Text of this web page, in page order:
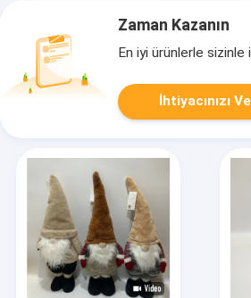
Zaman Kazanın
En iyi ürünlerle
İhtiyacınızı